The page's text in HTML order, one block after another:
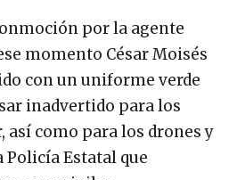
por la agente
momento César Moisés
con un uniforme verde
inadvertido para los
así como para los drones y
Estatal que